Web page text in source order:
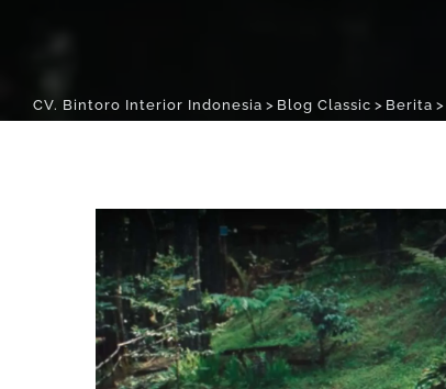
CV. Bintoro Interior Indonesia > Blog Classic > Berita >